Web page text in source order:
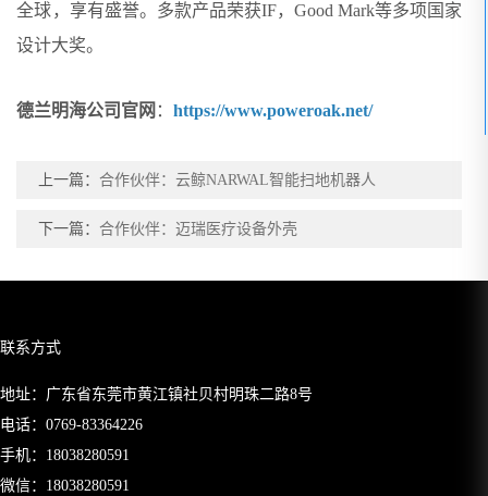
全球，享有盛誉。多款产品荣获IF，Good Mark等多项国家
设计大奖。
德兰明海公司官网 ：https://www.poweroak.net/
上一篇：合作伙伴：云鲸NARWAL智能扫地机器人
下一篇：合作伙伴：迈瑞医疗设备外壳
联系方式
地址：广东省东莞市黄江镇社贝村明珠二路8号
电话： 0769-83364226
手机： 18038280591
微信：18038280591